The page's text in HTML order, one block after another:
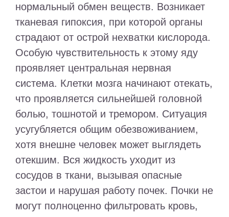
нормальный обмен веществ. Возникает
тканевая гипоксия, при которой органы
страдают от острой нехватки кислорода.
Особую чувствительность к этому яду
проявляет центральная нервная
система. Клетки мозга начинают отекать,
что проявляется сильнейшей головной
болью, тошнотой и тремором. Ситуация
усугубляется общим обезвоживанием,
хотя внешне человек может выглядеть
отекшим. Вся жидкость уходит из
сосудов в ткани, вызывая опасные
застои и нарушая работу почек. Почки не
могут полноценно фильтровать кровь,